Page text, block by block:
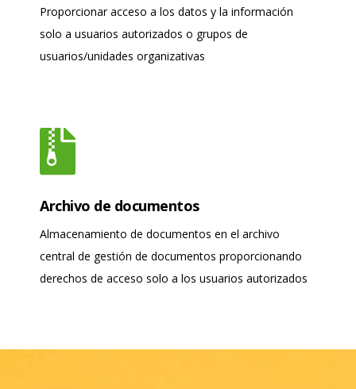
Proporcionar acceso a los datos y la información
solo a usuarios autorizados o grupos de
usuarios/unidades organizativas
Archivo de documentos
Almacenamiento de documentos en el archivo
central de gestión de documentos proporcionando
derechos de acceso solo a los usuarios autorizados